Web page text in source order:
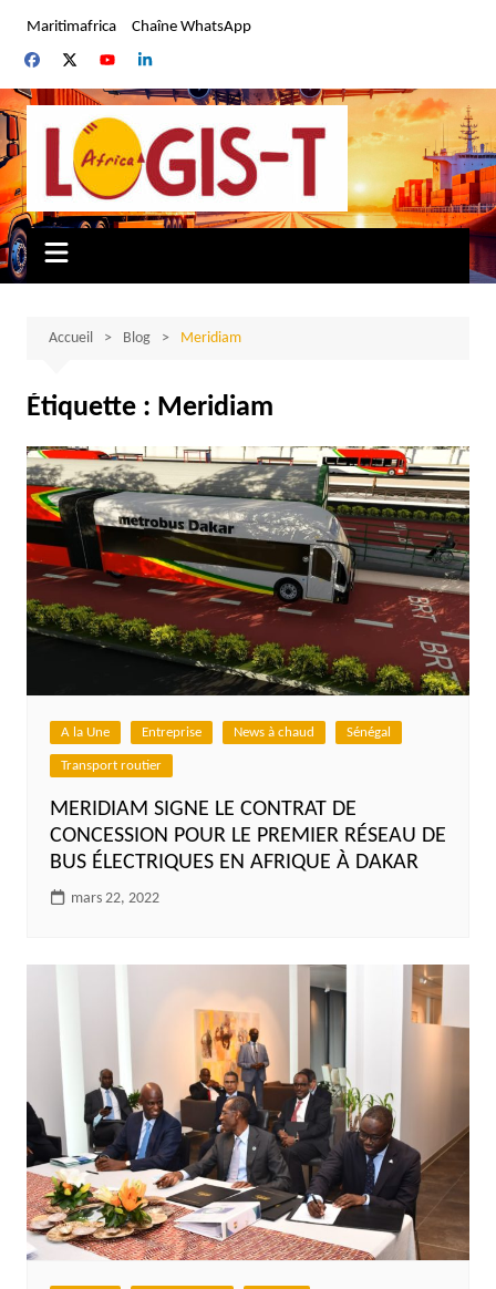
contenu
Maritimafrica Chaîne WhatsApp
Accueil Blog Meridiam
Étiquette : Meridiam
A la Une Entreprise News à chaud Sénégal
Transport routier
MERIDIAM SIGNE LE CONTRAT DE
CONCESSION POUR LE PREMIER RÉSEAU DE
BUS ÉLECTRIQUES EN AFRIQUE À DAKAR
mars 22, 2022